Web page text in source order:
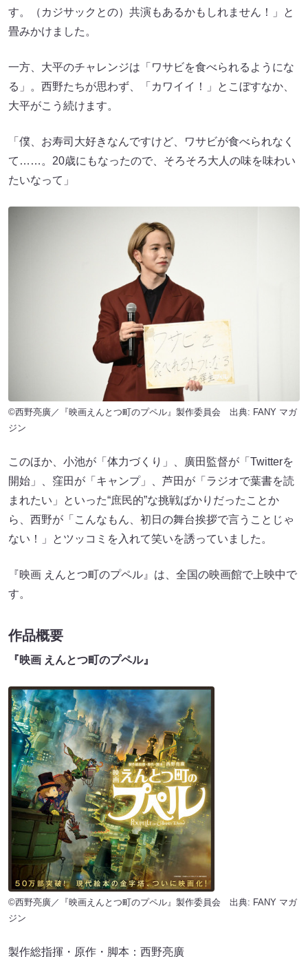
す。（カジサックとの）共演もあるかもしれません！」と
畳みかけました。
一方、大平のチャレンジは「ワサビを食べられるようにな
る」。西野たちが思わず、「カワイイ！」とこぼすなか、
大平がこう続けます。
「僕、お寿司大好きなんですけど、ワサビが食べられなく
て……。20歳にもなったので、そろそろ大人の味を味わい
たいなって」
©西野亮廣／『映画えんとつ町のプペル』製作委員会 出典: FANY マガ
ジン
このほか、小池が「体力づくり」、廣田監督が「Twitterを
開始」、窪田が「キャンプ」、芦田が「ラジオで葉書を読
まれたい」といった“庶民的”な挑戦ばかりだったことか
ら、西野が「こんなもん、初日の舞台挨拶で言うことじゃ
ない！」とツッコミを入れて笑いを誘っていました。
『映画 えんとつ町のプペル』は、全国の映画館で上映中で
す。
作品概要
『映画 えんとつ町のプペル』
©西野亮廣／『映画えんとつ町のプペル』製作委員会 出典: FANY マガ
ジン
製作総指揮・原作・脚本：西野亮廣